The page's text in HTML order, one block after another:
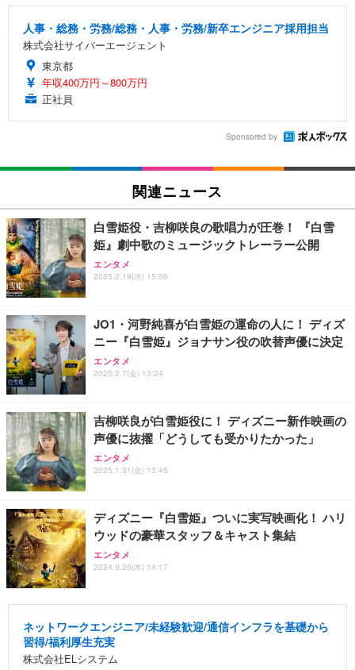
人事・総務・労務/総務・人事・労務/新卒エンジニア採用担当
株式会社サイバーエージェント
東京都
年収400万円～800万円
正社員
Sponsored by
関連ニュース
白雪姫役・吉柳咲良の歌唱力が圧巻！ 『白雪
姫』劇中歌のミュージックトレーラー公開
エンタメ
2025.2.19(水) 15:56
JO1・河野純喜が白雪姫の運命の人に！ ディズ
ニー『白雪姫』ジョナサン役の吹替声優に決定
エンタメ
2025.2.7(金) 13:24
吉柳咲良が白雪姫役に！ ディズニー新作映画の
声優に抜擢「どうしても受かりたかった」
エンタメ
2025.1.31(金) 13:45
ディズニー『白雪姫』ついに実写映画化！ ハリ
ウッドの豪華スタッフ＆キャスト集結
エンタメ
2024.9.26(木) 14:17
ネットワークエンジニア/未経験歓迎/通信インフラを基礎から
習得/福利厚生充実
株式会社ELシステム